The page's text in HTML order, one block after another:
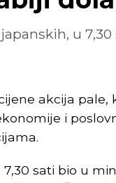
u
akcija pale,
i
sati bio u